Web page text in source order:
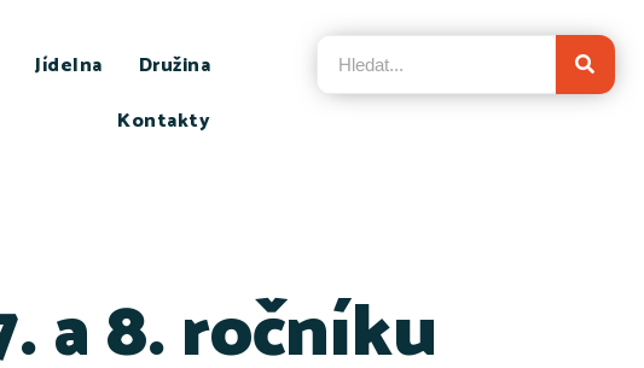
Jídelna
Družina
Kontakty
a 8. ročníku